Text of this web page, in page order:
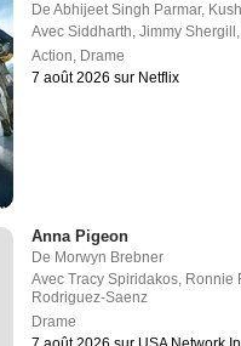
DeAbhijeet Singh Parmar,
AvecSiddharth,Jimmy Shergill
Action, Drame
7 août 2026 sur Netflix
Anna Pigeon
De Morwyn Brebner
AvecTracy Spiridakos Ronnie
Rodriguez-Saenz
Drame